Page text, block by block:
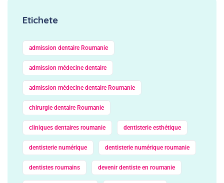
Etichete
admission dentaire Roumanie
admission médecine dentaire
admission médecine dentaire Roumanie
chirurgie dentaire Roumanie
cliniques dentaires roumanie dentisterie esthétique
dentisterie numérique dentisterie numérique roumanie
dentistes roumains devenir dentiste en roumanie